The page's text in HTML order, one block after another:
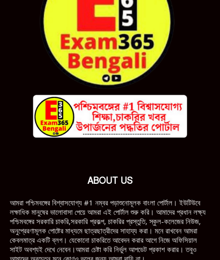
ABOUT US
আমরা পশ্চিমবঙ্গের বিশ্বাসযোগ্য #1 নম্বর পড়াশুনোমূলক বাংলা পোর্টাল। ইউটিউবে
লক্ষাধিক মানুষের ভালোবাসা পেয়ে আমরা এই পোর্টাল শুরু করি। আমাদের প্রধান লক্ষ্য
পশ্চিমবঙ্গের সরকারি চাকরি,সরকারি প্রকল্প, চাকরির প্রস্তুতি, স্কুল-কলেজের নিউজ,
অনুপ্রেরণামূলক পোষ্টের মাধ্যমে ছাত্রছাত্রীদের সাহায্য করা। মনে রাখবেন আমরা
কেবলমাত্র একটি ব্লগ। যেকোনো চাকরিতে আবেদন করার আগে নিজে অফিসিয়াল
সাইট অবশ্যই দেখে নেবেন।আমরা চেষ্টা করি নির্ভুল আপডেট প্রকাশ করার। তবুও